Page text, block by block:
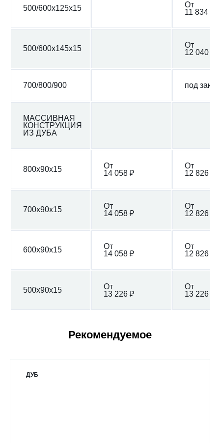
500/600x125x15
От
11 834 ₽
500/600x145x15
От
12 040 ₽
700/800/900 под заказ
МАССИВНАЯ
КОНСТРУКЦИЯ
ИЗ ДУБА
800x90x15
От
14 058 ₽
От
12 826 ₽
700x90x15
От
14 058 ₽
От
12 826 ₽
600x90x15
От
14 058 ₽
От
12 826 ₽
500x90x15
От
13 226 ₽
От
13 226 ₽
Рекомендуемое
ДУБ